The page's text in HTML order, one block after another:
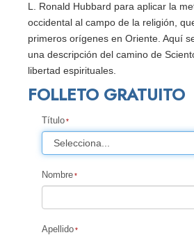
L. Ronald Hubbard para aplicar la
occidental al campo de la religión,
primeros orígenes en Oriente. Aquí
una descripción del camino de
libertad espirituales.
FOLLETO GRATUITO
Título
Nombre
Apellido